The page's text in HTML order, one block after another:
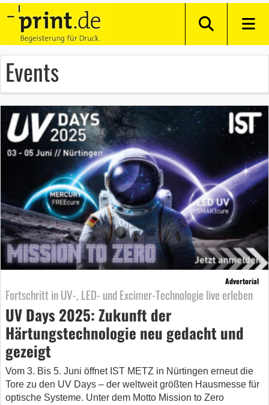
Events
Advertorial
Fortschritt in UV-, LED- und Excimer-Technologie live erleben
UV Days 2025: Zukunft der
Härtungstechnologie neu gedacht und
gezeigt
Vom 3. Bis 5. Juni öffnet IST METZ in Nürtingen erneut die
Tore zu den UV Days – der weltweit größten Hausmesse für
optische Systeme. Unter dem Motto Mission to Zero